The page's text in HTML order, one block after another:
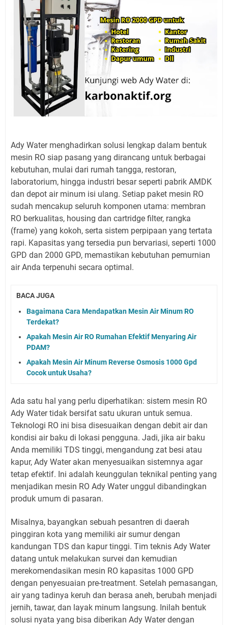
Ady Water menghadirkan solusi lengkap dalam bentuk
mesin RO siap pasang yang dirancang untuk berbagai
kebutuhan, mulai dari rumah tangga, restoran,
laboratorium, hingga industri besar seperti pabrik AMDK
dan depot air minum isi ulang. Setiap paket mesin RO
sudah mencakup seluruh komponen utama: membran
RO berkualitas, housing dan cartridge filter, rangka
(frame) yang kokoh, serta sistem perpipaan yang tertata
rapi. Kapasitas yang tersedia pun bervariasi, seperti 1000
GPD dan 2000 GPD, memastikan kebutuhan pemurnian
air Anda terpenuhi secara optimal.
BACA JUGA
Bagaimana Cara Mendapatkan Mesin Air Minum RO
Terdekat?
Apakah Mesin Air RO Rumahan Efektif Menyaring Air
PDAM?
Apakah Mesin Air Minum Reverse Osmosis 1000 Gpd
Cocok untuk Usaha?
Ada satu hal yang perlu diperhatikan: sistem mesin RO
Ady Water tidak bersifat satu ukuran untuk semua.
Teknologi RO ini bisa disesuaikan dengan debit air dan
kondisi air baku di lokasi pengguna. Jadi, jika air baku
Anda memiliki TDS tinggi, mengandung zat besi atau
kapur, Ady Water akan menyesuaikan sistemnya agar
tetap efektif. Ini adalah keunggulan teknikal penting yang
menjadikan mesin RO Ady Water unggul dibandingkan
produk umum di pasaran.
Misalnya, bayangkan sebuah pesantren di daerah
pinggiran kota yang memiliki air sumur dengan
kandungan TDS dan kapur tinggi. Tim teknis Ady Water
datang untuk melakukan survei dan kemudian
merekomendasikan mesin RO kapasitas 1000 GPD
dengan penyesuaian pre-treatment. Setelah pemasangan,
air yang tadinya keruh dan berasa aneh, berubah menjadi
jernih, tawar, dan layak minum langsung. Inilah bentuk
solusi nyata yang bisa diberikan Ady Water dengan